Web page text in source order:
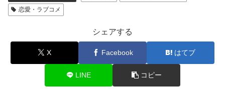
恋愛・ラブコメ
シェアする
X Facebook はてブ
LINE コピー